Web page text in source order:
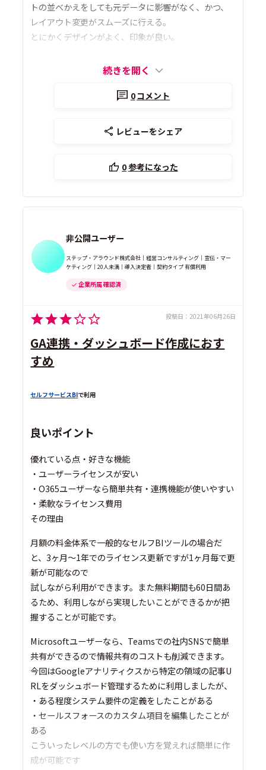
トの並べかえをしても元データに影響がなく、かつ、
レイアウト変更がスムーズに行える。
とにかくデザインがよく、印象が良い。
続きを開く
0コメント
レビューをシェア
0参考になった
非公開ユーザー
ステップ・アラウンド株式会社｜経営コンサルティング｜宣伝・マー
ケティング｜20人未満｜導入決定者｜契約タイプ 有償利用
企業所属 確認済
投稿日： 2021年06月26日
GA連携・ダッシュボード作成におす
すめ
セルフサービスBIで利用
良いポイント
優れている点・好きな機能
・ユーザーライセンスが安い
・O365ユーザーなら簡単共有・連携機能が使いやすい
・柔軟なライセンス費用
その理由
月額の料金体系で一般的なセルフBIツールの場合だ
と、3ヶ月〜1年でのライセンス更新ですが1ヶ月毎で更
新が可能なので
試しながら利用ができます。また無料期間も60日間あ
るため、利用しながら実現したいことができるかが把
握することが可能です。
Microsoftユーザーなら、Teamsでの社内SNSで簡単
共有ができるので情報共有のコストも削減できます。
今回はGoogleアナリティクスから特定の領域の記事U
RLをダッシュボード管理するために利用しましたが、
・ある程度システム要件の定義をしたことがある
・セールスフォースのカスタム項目を編集したことが
ある
こういったレベルの方でも使い方を覚えれば簡単に作
成が可能です